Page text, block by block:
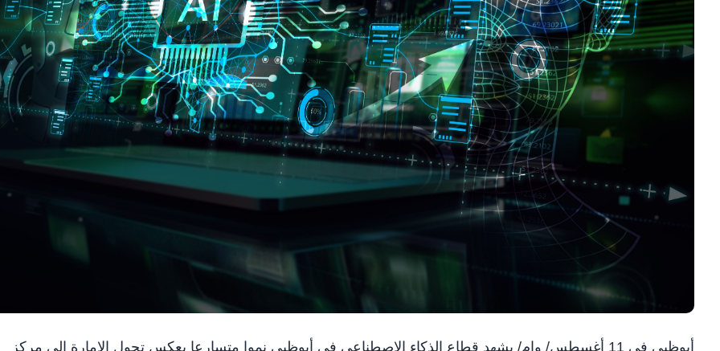
أبوظبي في 11 أغسطس/ وام/ يشهد قطاع الذكاء الاصطناعي في أبوظبي نموا متسارعا يعكس تحول الإمارة إلى مركز